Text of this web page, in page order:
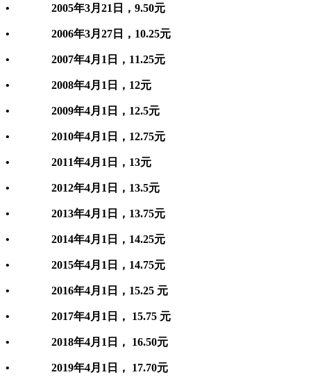
• 2005年3月21日，9.50元
• 2006年3月27日，10.25元
• 2007年4月1日，11.25元
• 2008年4月1日，12元
• 2009年4月1日，12.5元
• 2010年4月1日，12.75元
• 2011年4月1日，13元
• 2012年4月1日，13.5元
• 2013年4月1日，13.75元
• 2014年4月1日，14.25元
• 2015年4月1日，14.75元
• 2016年4月1日，15.25 元
• 2017年4月1日， 15.75 元
• 2018年4月1日， 16.50元
• 2019年4月1日， 17.70元